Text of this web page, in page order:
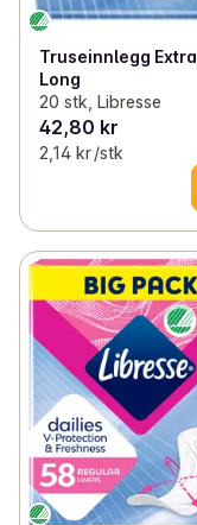
Truseinnlegg Extra
Long
20 stk, Libresse
42,80 kr
2,14 kr /stk